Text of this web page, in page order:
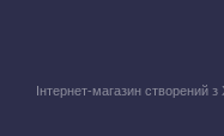
Інтернет-магазин створений